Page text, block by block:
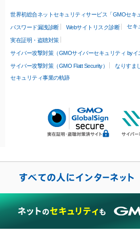
世界初総合ネットセキュリティサービス「GMOセキ
パスワード漏洩診断 Webサイトリスク診断 セキ
実在証明・盗聴対策
サイバー攻撃対策（GMOサイバーセキュリティ byイ
サイバー攻撃対策（GMO Flatt Security）
なりすま
セキュリティ事業の軌跡